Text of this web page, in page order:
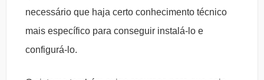
necessário que haja certo conhecimento técnico
mais específico para conseguir instalá-lo e
configurá-lo.